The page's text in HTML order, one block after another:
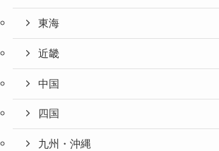
東海
近畿
中国
四国
九州・沖縄